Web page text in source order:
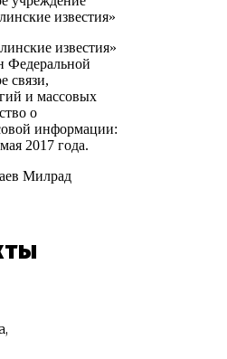
известия»
известия»
Федеральной
связи,
и массовых
о
информации:
2017 года.
Милрад